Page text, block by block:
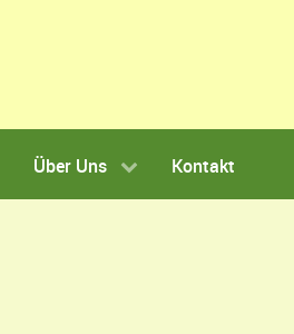
Über Uns Kontakt